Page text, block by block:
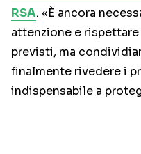
RSA. «È ancora
attenzione e
previsti, ma
finalmente rivedere i
indispensabile a